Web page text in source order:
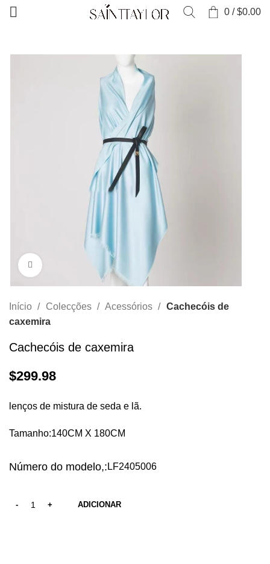
0 / $0.00
Clique para aumentar
Início Colecções Acessórios
Cachecóis de
caxemira
Cachecóis de caxemira
$299.98
lenços de mistura de seda e lã.
Tamanho:140CM X 180CM
Número do modelo,: LF2405006
ADICIONAR